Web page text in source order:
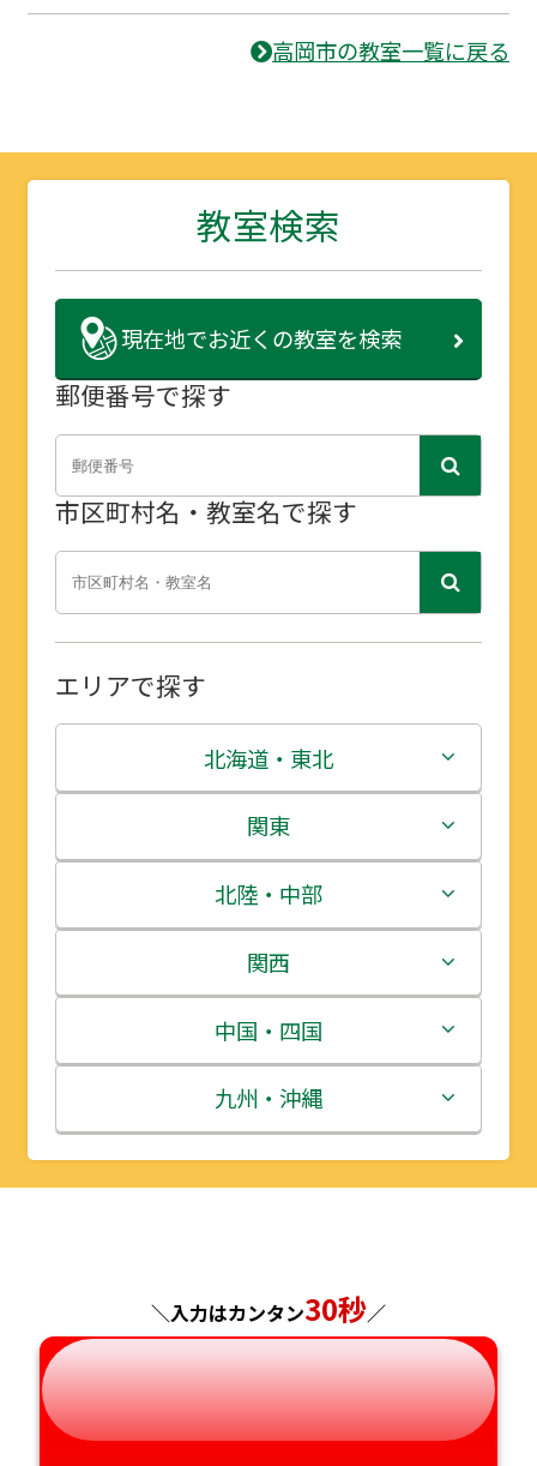
高岡市の教室一覧に戻る
教室検索
現在地でお近くの教室を検索
郵便番号で探す
市区町村名・教室名で探す
エリアで探す
北海道・東北
北海道
青森県
岩手県
宮城県
秋田県
山形県
関東
茨城県
栃木県
群馬県
埼玉県
千葉県
神奈川県
北陸・中部
新潟県
富山県
石川県
福井県
岐阜県
静岡県
関西
三重県
滋賀県
京都府
奈良県
和歌山県
中国・四国
鳥取県
島根県
山口県
徳島県
九州・沖縄
福岡県
長崎県
熊本県
大分県
＼入力はカンタン30秒／